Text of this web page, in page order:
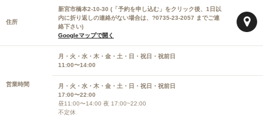
住所
新宮市橋本2-10-30 (「予約を申し込む」をクリック後、1日以
内に折り返しの連絡がない場合は、?0735-23-2057 までご連
絡下さい)
Googleマップで開く
営業時間
月・火・水・木・金・土・日・祝日・祝前日
11:00〜14:00
月・火・水・木・金・土・日・祝日・祝前日
17:00〜22:00
昼11:00〜14:00 夜 17:00~22:00
不定休